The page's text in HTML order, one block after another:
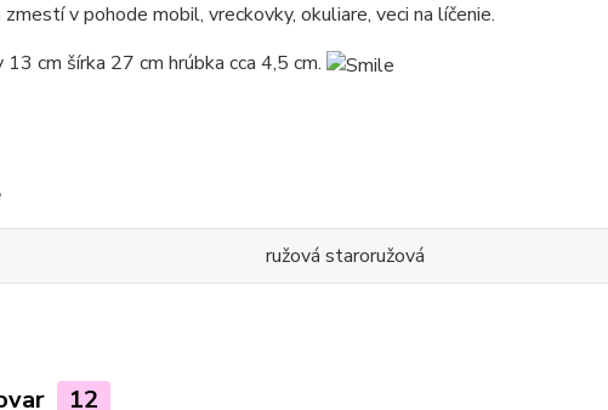
v pohode mobil, vreckovky, okuliare, veci na líčenie.
cm šírka 27 cm hrúbka cca 4,5 cm.
ružová staroružová
12